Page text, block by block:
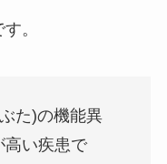
。
た)の機能異
高い疾患で